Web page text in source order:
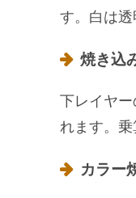
す。白は透
焼き込
下レイヤ
れます。
カラー